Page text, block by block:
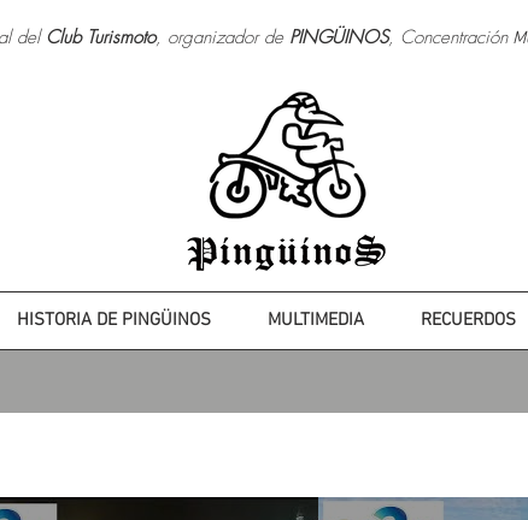
del Club Turismoto, organizador de PINGÜINOS, Concentración
HISTORIA DE PINGÜINOS MULTIMEDIA RECUERDOS